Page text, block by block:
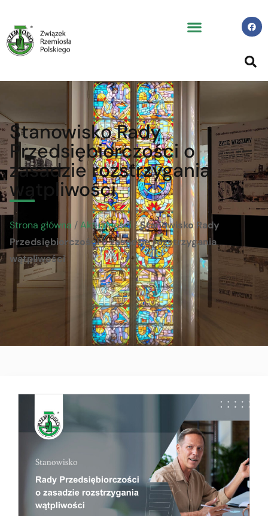
Stanowisko Rady
Przedsiębiorczości o
zasadzie rozstrzygania
wątpliwości
Strona główna /Aktualności /Stanowisko Rady
Przedsiębiorczości o zasadzie rozstrzygania
wątpliwości